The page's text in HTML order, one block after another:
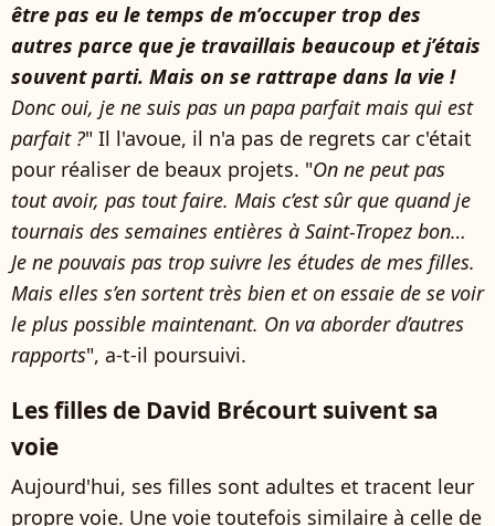
être pas eu le temps de m’occuper trop des
autres parce que je travaillais beaucoup et j’étais
souvent parti. Mais on se rattrape dans la vie !
Donc oui, je ne suis pas un papa parfait mais qui est
parfait ?" Il l'avoue, il n'a pas de regrets car c'était
pour réaliser de beaux projets. "On ne peut pas
tout avoir, pas tout faire. Mais c’est sûr que quand je
tournais des semaines entières à Saint-Tropez bon…
Je ne pouvais pas trop suivre les études de mes filles.
Mais elles s’en sortent très bien et on essaie de se voir
le plus possible maintenant. On va aborder d’autres
rapports", a-t-il poursuivi.
Les filles de David Brécourt suivent sa
voie
Aujourd'hui, ses filles sont adultes et tracent leur
propre voie. Une voie toutefois similaire à celle de